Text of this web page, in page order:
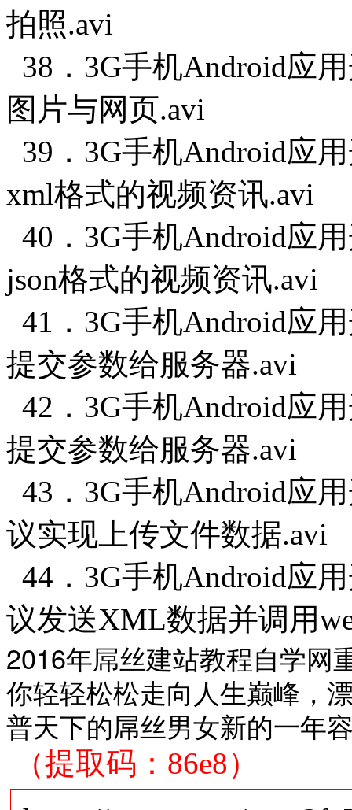
拍照.avi
38．3G手机Android应
图片与网页.avi
39．3G手机Android应
xml格式的视频资讯.avi
40．3G手机Android应
json格式的视频资讯.avi
41．3G手机Android应
提交参数给服务器.avi
42．3G手机Android应
提交参数给服务器.avi
43．3G手机Android应
议实现上传文件数据.avi
44．3G手机Android应
议发送XML数据并调用
2016年屌丝建站教程自学网
你轻轻松松走向人生巅峰，
普天下的屌丝男女新的一年
（提取码：86e8）